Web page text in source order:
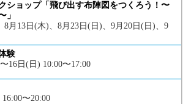
ショップ「飛び出す布陣図をつくろう！〜
」
8月13日(木)、8月23日(日)、9月20日(日)、9
験
16日(日) 10:00〜17:00
〜20:00